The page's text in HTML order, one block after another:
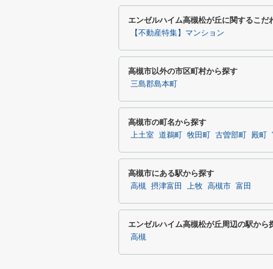
エンゼルハイム高槻松が丘に関するこだ
【不動産特集】マンション
高槻市以外の市区町村から探す
三島郡島本町
高槻市の町名から探す
上土室 道鵜町 牧田町 古曽部町 殿町
高槻市にある駅から探す
高槻 摂津富田 上牧 高槻市 富田
エンゼルハイム高槻松が丘周辺の駅から
高槻